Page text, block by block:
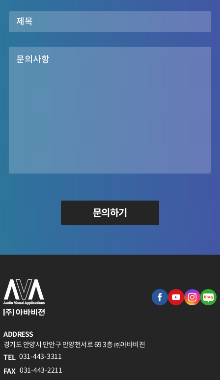
문의하기
ADDRESS
경기도 안양시 만안구 안양천서로 69 3층 ㈜아바비젼
TEL 031-443-3311
FAX 031-443-2211